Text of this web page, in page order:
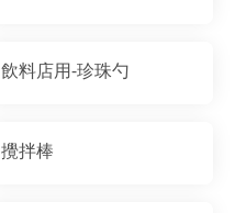
飲料店用-珍珠勺
攪拌棒